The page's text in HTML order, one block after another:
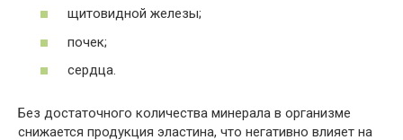
щитовидной железы;
почек;
сердца.
Без достаточного количества минерала в организме
снижается продукция эластина, что негативно влияет на